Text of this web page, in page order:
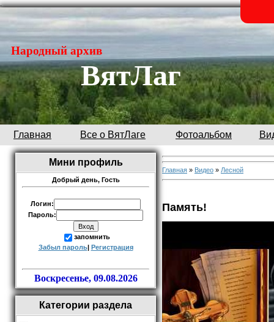
.
Народный архив
ВятЛаг
Главная Все о ВятЛаге Фотоальбом
Мини профиль
Добрый день, Гость
Логин:
Пароль:
запомнить
Забыл пароль| Регистрация
Воскресенье, 09.08.2026
Категории раздела
Главная » Видео » Лесной
Память!